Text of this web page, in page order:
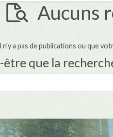
Aucuns
n'y a pas de publications ou que
être que la